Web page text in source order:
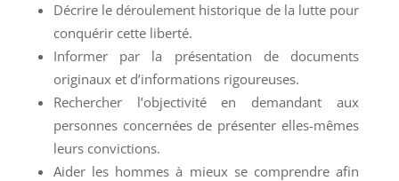
Décrire le déroulement historique de la lutte pour
conquérir cette liberté.
Informer par la présentation de documents
originaux et d’informations rigoureuses.
Rechercher l’objectivité en demandant aux
personnes concernées de présenter elles-mêmes
leurs convictions.
Aider les hommes à mieux se comprendre afin